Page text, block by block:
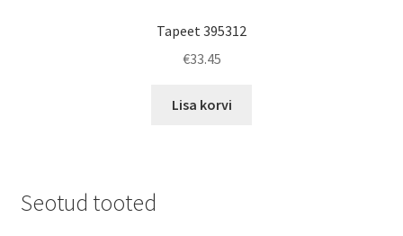
Tapeet 395312
€33.45
Lisa korvi
Seotud tooted